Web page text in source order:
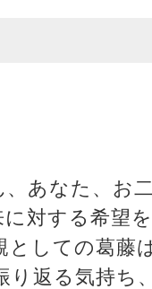
あなた、お
対する希望
しての葛藤
返る気持ち